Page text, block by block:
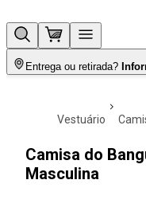
Entrega ou retirada?
vestuário
Camisa do
Masculina